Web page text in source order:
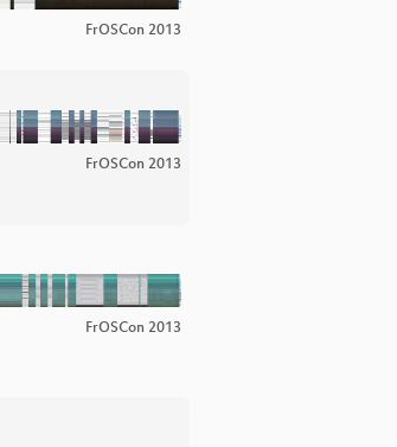
FrOSCon 2013
FrOSCon 2013
FrOSCon 2013